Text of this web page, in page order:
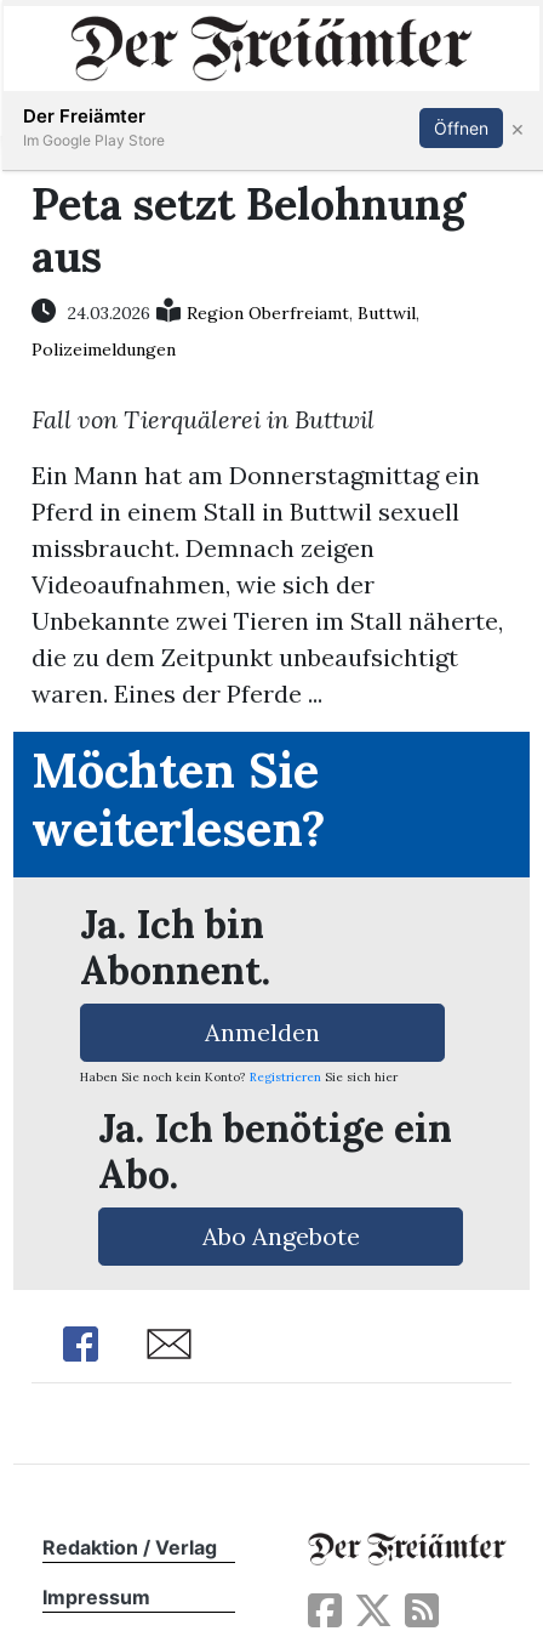
Veranstaltungen
Paper
Newsletter
Inserieren Abonnieren Anmelden
Peta setzt Belohnung
aus
24.03.2026 Region Oberfreiamt,Buttwil,
Polizeimeldungen
Fall von Tierquälerei in Buttwil
Ein Mann hat am Donnerstagmittag ein
Pferd in einem Stall in Buttwil sexuell
missbraucht. Demnach zeigen
Videoaufnahmen, wie sich der
Unbekannte zwei Tieren im Stall näherte,
die zu dem Zeitpunkt unbeaufsichtigt
waren. Eines der Pferde ...
Möchten Sie
weiterlesen?
Ja. Ich bin
Abonnent.
Anmelden
Haben Sie noch kein Konto? Registrieren Sie sich hier
Ja. Ich benötige ein
Abo.
Abo Angebote
Share Share
Redaktion / Verlag
Impressum
Der Freiämter
Im Google Play Store
Öffnen ×